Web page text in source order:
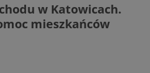
w Katowicach.
mieszkańców